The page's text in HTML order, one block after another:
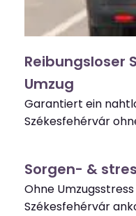
Reibungsloser
Umzug
Garantiert ein
Székesfehérvár
Sorgen- &
Ohne
Székesfehérvár